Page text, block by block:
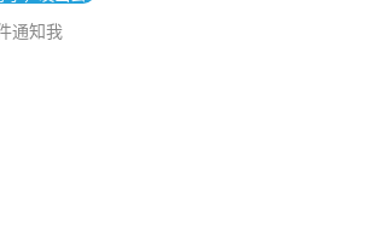
通知我